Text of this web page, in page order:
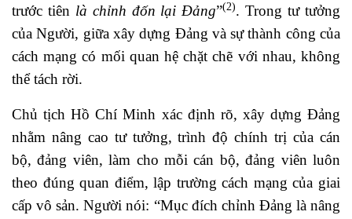
trước tiên là chỉnh đốn lại Đảng”(2). Trong tư tưởng
của Người, giữa xây dựng Đảng và sự thành công của
cách mạng có mối quan hệ chặt chẽ với nhau, không
thể tách rời.
Chủ tịch Hồ Chí Minh xác định rõ, xây dựng Đảng
nhằm nâng cao tư tưởng, trình độ chính trị của cán
bộ, đảng viên, làm cho mỗi cán bộ, đảng viên luôn
theo đúng quan điểm, lập trường cách mạng của giai
cấp vô sản. Người nói: “Mục đích chỉnh Đảng là nâng